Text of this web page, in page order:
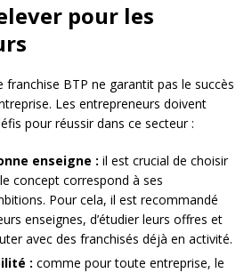
pour les
BTP ne garantit pas le succès
Les entrepreneurs doivent
pour réussir dans ce secteur :
enseigne : il est crucial de choisir
concept correspond à ses
Pour cela, il est recommandé
enseignes, d’étudier leurs offres et
avec des franchisés déjà en activité.
: comme pour toute entreprise, le